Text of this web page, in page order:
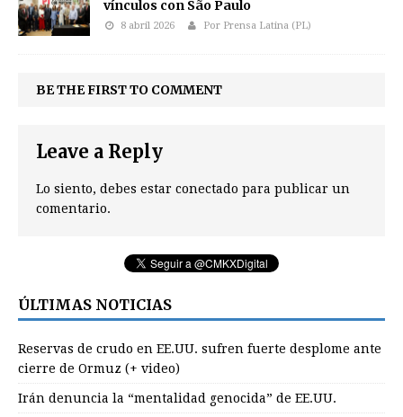
vínculos con São Paulo
8 abril 2026 Por Prensa Latina (PL)
BE THE FIRST TO COMMENT
Leave a Reply
Lo siento, debes estar conectado para publicar un
comentario.
ÚLTIMAS NOTICIAS
Reservas de crudo en EE.UU. sufren fuerte desplome ante
cierre de Ormuz (+ video)
Irán denuncia la “mentalidad genocida” de EE.UU.